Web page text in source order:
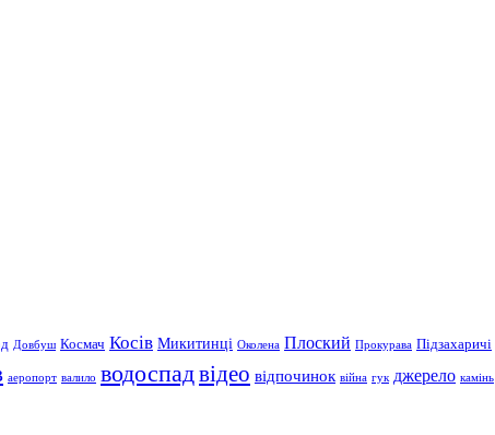
Довбуш Космач Косів Микитинці Околена Плоский Прокурава Підзахаричі
аеропорт валило водоспадвідео відпочинок війна гук джерело камінь